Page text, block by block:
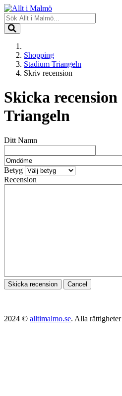
Shopping
Stadium Triangeln
Skriv recension
Skicka recension
Triangeln
Ditt Namn
Betyg
Recension
Skicka recension Cancel
2024 © alltimalmo.se. Alla